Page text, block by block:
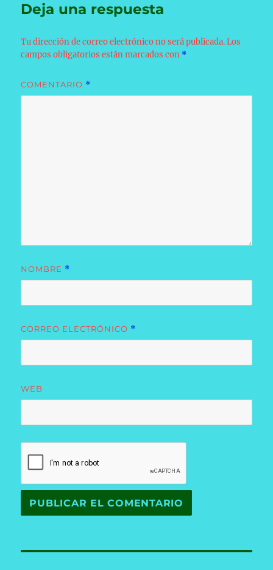
Deja una respuesta
Tu dirección de correo electrónico no será publicada. Los
campos obligatorios están marcados con *
COMENTARIO *
NOMBRE *
CORREO ELECTRÓNICO *
WEB